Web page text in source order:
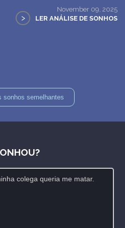
November 09, 2025
> LER ANÁLISE DE SONHOS
sonhos semelhantes